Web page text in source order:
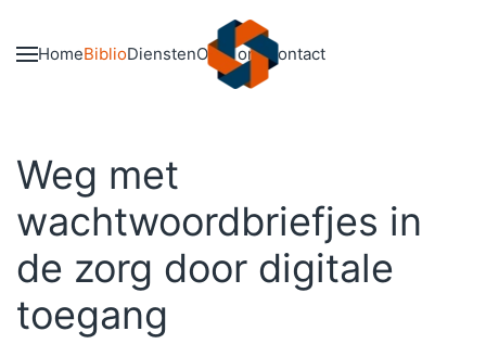
Skip to main content
HomeBiblioDienstenOver onsContact
Weg met
wachtwoordbriefjes in
de zorg door digitale
toegang